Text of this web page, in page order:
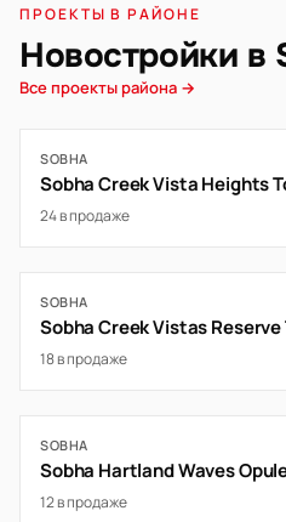
ПРОЕКТЫ В РАЙОНЕ
Новостройки в
Все проекты района →
SOBHA
Sobha Creek Vista Heights
24 в продаже
SOBHA
Sobha Creek Vistas Reserve
18 в продаже
SOBHA
Sobha Hartland Waves
12 в продаже